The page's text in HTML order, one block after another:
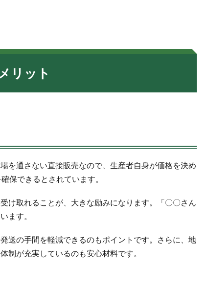
リット
を通さない直接販売なので、生産者自身が価格を決め
保できるとされています。
け取れることが、大きな励みになります。「〇〇さん
ます。
送の手間を軽減できるのもポイントです。さらに、地
制が充実しているのも安心材料です。